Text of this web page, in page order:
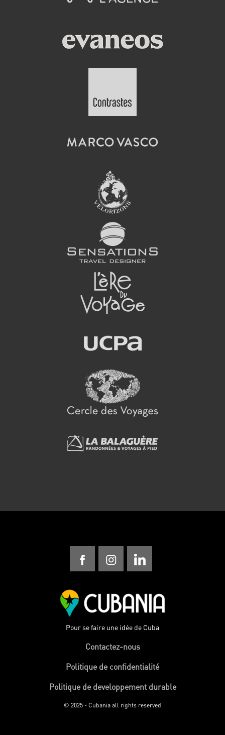
Pour se faire une idée de Cuba
Contactez-nous
Politique de confidentialité
Politique de developpement durable
© 2025 - Cubania all rights reserved